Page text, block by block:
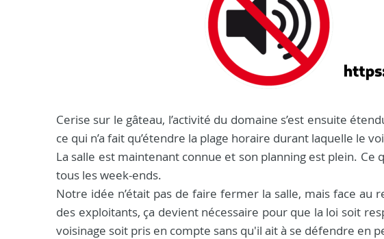
Cerise sur le gâteau, l’activité du domaine s’est ensuite
ce qui n’a fait qu’étendre la plage horaire durant laquelle le
La salle est maintenant connue et son planning est plein.
tous les week-ends.
Notre idée n’était pas de faire fermer la salle, mais face
des exploitants, ça devient nécessaire pour que la loi soit
voisinage soit pris en compte sans qu'il ait à se défendre en